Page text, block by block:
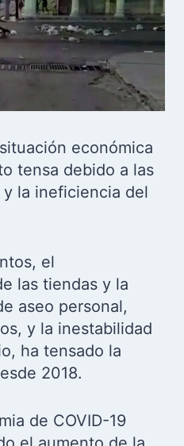
económica
tensa debido a las
la ineficiencia del
el
las tiendas y la
aseo personal,
y la inestabilidad
ha tensado la
2018.
de COVID-19